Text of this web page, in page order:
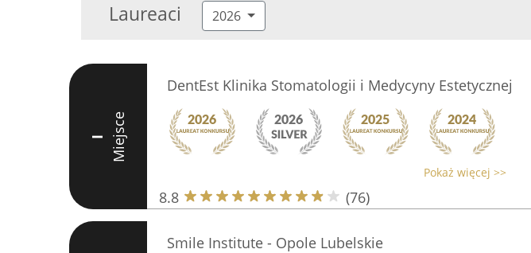
Laureaci 2026
I Miejsce
DentEst Klinika Stomatologii i Medycyny Estetycznej
Pokaż więcej >>
8.8 (76)
Smile Institute - Opole Lubelskie